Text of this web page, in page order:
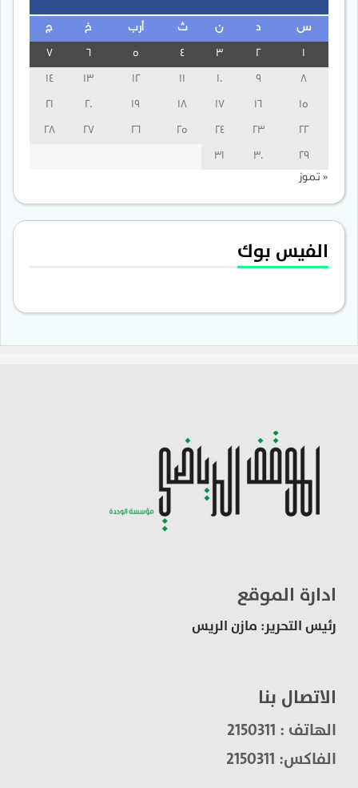
س ن ث أرب خ ج
3
13
14
15
16
17
18
19
20
21
22
23
24
25
26
27
28
29
30
31
« تموز
الفيس بوك
ادارة الموقع
رئيس التحرير: مازن الريس
الاتصال بنا
الهاتف : 2150311
الفاكس: 2150311